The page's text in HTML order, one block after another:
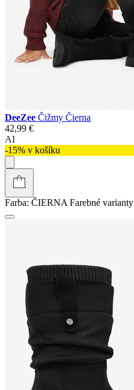
DeeZee Čižmy Čierna
42,99 €
AI
-15% v košíku
Farba: ČIERNA Farebné varianty